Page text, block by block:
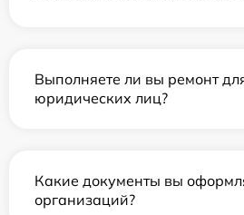
Выполняете ли вы ремонт
юридических лиц?
Какие документы вы
организаций?